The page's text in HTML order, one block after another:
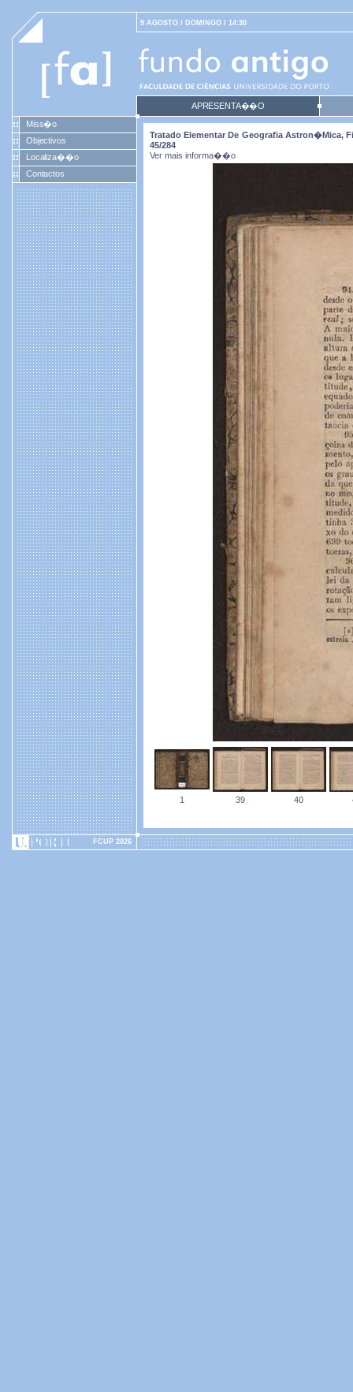
9 AGOSTO / DOMINGO / 14:30
APRESENTA��O
Miss�o
Objectivos
Localiza��o
Contactos
Tratado Elementar De Geografia Astron�mica,
45/284
Ver mais informa��o
1 39 40
FCUP 2026